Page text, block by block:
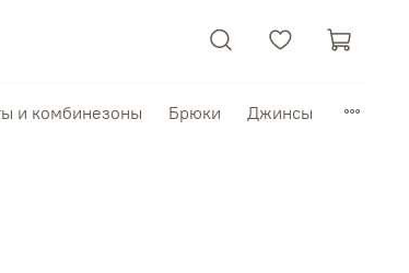
и комбинезоны Брюки Джинсы